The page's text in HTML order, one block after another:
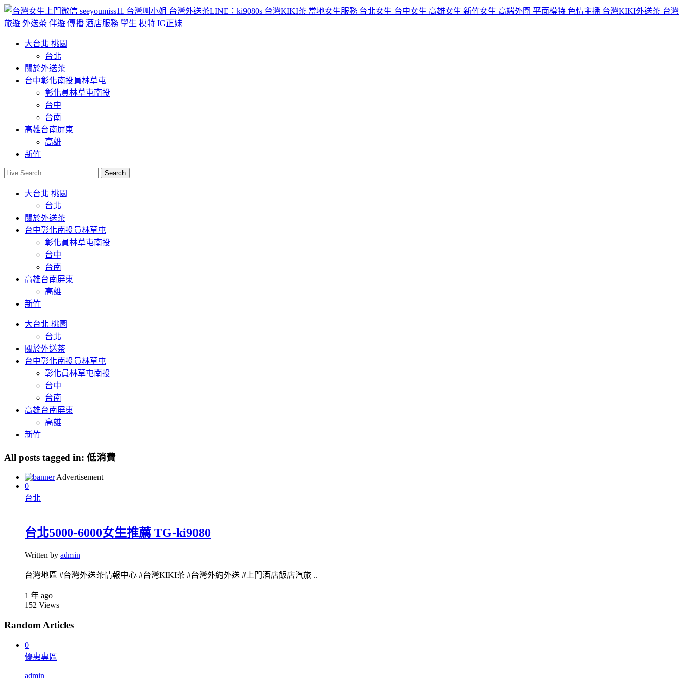
大台北 桃園
台北
關於外送茶
台中彰化南投員林草屯
彰化員林草屯南投
台中
台南
高雄台南屏東
高雄
新竹
大台北 桃園
台北
關於外送茶
台中彰化南投員林草屯
彰化員林草屯南投
台中
台南
高雄台南屏東
高雄
新竹
大台北 桃園
台北
關於外送茶
台中彰化南投員林草屯
彰化員林草屯南投
台中
台南
高雄台南屏東
高雄
新竹
All posts tagged in: 低消費
Advertisement
0
台北
台北5000-6000女生推薦 TG-ki9080
Written by admin
台灣地區 #台灣外送茶情報中心 #台灣KIKI茶 #台灣外約外送 #上門酒店飯店汽旅 ..
1 年 ago
152 Views
Random Articles
0
優惠專區
admin